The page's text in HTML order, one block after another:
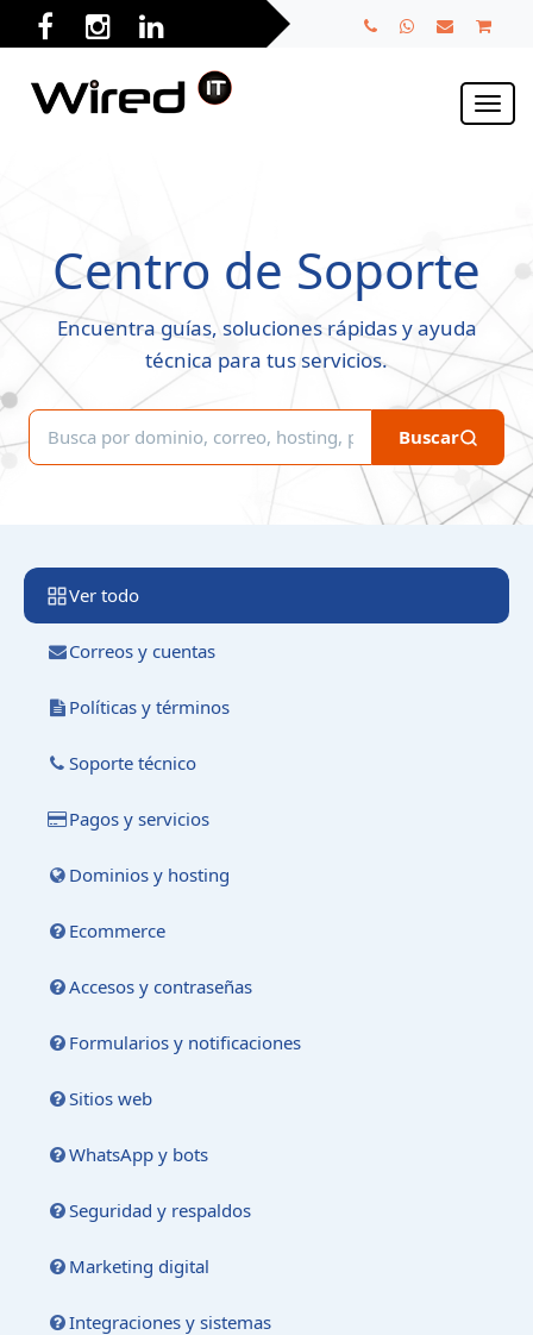
Centro de Soporte
Encuentra guías, soluciones rápidas y ayuda
técnica para tus servicios.
Buscar
Ver todo
Correos y cuentas
Políticas y términos
Soporte técnico
Pagos y servicios
Dominios y hosting
Ecommerce
Accesos y contraseñas
Formularios y notificaciones
Sitios web
WhatsApp y bots
Seguridad y respaldos
Marketing digital
Integraciones y sistemas